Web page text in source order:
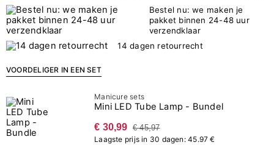
Bestel nu: we maken je
pakket binnen 24-48 uur
verzendklaar
14 dagen retourrecht
VOORDELIGER IN EEN SET
Manicure sets
Mini LED Tube Lamp - Bundel
€ 30,99 € 45,97
Laagste prijs in 30 dagen: 45.97 €